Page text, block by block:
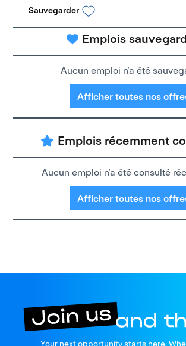
Sauvegarder
Emplois
Aucun emploi n'a été
Afficher toutes nos
Emplois récemment
Aucun emploi n'a été consulté
Afficher toutes nos